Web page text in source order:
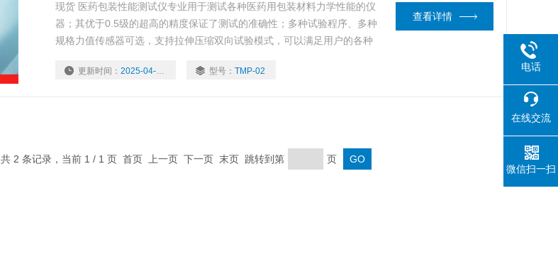
现货 医药包装性能测试仪专业用于测试各种医药用包装材料力学性能的仪
器；其优于0.5级的超高的精度保证了测试的准确性；多种试验程序、多种
规格力值传感器可选，支持拉伸压缩双向试验模式，可以满足用户的各种
更新时间：2025-04-14 型号：TMP-02
查看详情
共 2 条记录，当前 1 / 1 页 首页 上一页 下一页 末页 跳转到第 页
电话
在线交流
微信扫一扫